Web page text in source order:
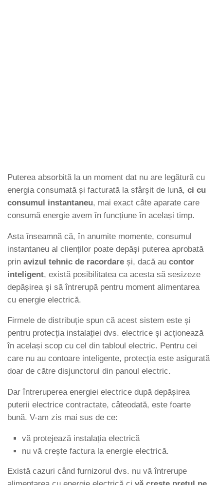
Puterea absorbită la un moment dat nu are legătură cu
energia consumată și facturată la sfârșit de lună, ci cu
consumul instantaneu, mai exact câte aparate care
consumă energie avem în funcțiune în același timp.
Asta înseamnă că, în anumite momente, consumul
instantaneu al clienților poate depăși puterea aprobată
prin avizul tehnic de racordare și, dacă au contor
inteligent, există posibilitatea ca acesta să sesizeze
depășirea și să întrerupă pentru moment alimentarea
cu energie electrică.
Firmele de distribuție spun că acest sistem este și
pentru protecția instalației dvs. electrice și acționează
în același scop cu cel din tabloul electric. Pentru cei
care nu au contoare inteligente, protecția este asigurată
doar de către disjunctorul din panoul electric.
Dar întreruperea energiei electrice după depășirea
puterii electrice contractate, câteodată, este foarte
bună. V-am zis mai sus de ce:
vă protejează instalația electrică
nu vă crește factura la energie electrică.
Există cazuri când furnizorul dvs. nu vă întrerupe